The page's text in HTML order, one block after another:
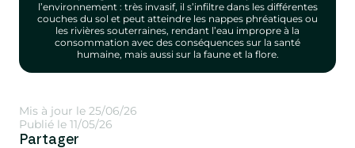
l’environnement : très invasif, il s’infiltre dans les différentes
couches du sol et peut atteindre les nappes phréatiques ou
les rivières souterraines, rendant l’eau impropre à la
consommation avec des conséquences sur la santé
humaine, mais aussi sur la faune et la flore.
Mis à jour le 25/06/26
Publié le 11/05/26
Partager